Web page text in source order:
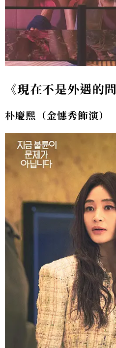
《現在不是外遇的
朴慶熙（金憓秀飾演）